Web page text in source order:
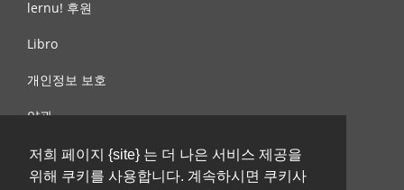
저희 페이지 {site} 는 더 나은 서비스 제공을
위해 쿠키를 사용합니다. 계속하시면 쿠키사
lernu! 후원
Libro
개인정보 보호
약관
제안, 문의